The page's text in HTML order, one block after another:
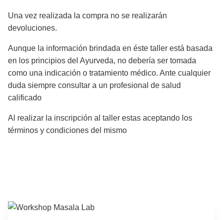
Una vez realizada la compra no se realizarán
devoluciones.
Aunque la información brindada en éste taller está basada
en los principios del Ayurveda, no debería ser tomada
como una indicación o tratamiento médico. Ante cualquier
duda siempre consultar a un profesional de salud
calificado
Al realizar la inscripción al taller estas aceptando los
términos y condiciones del mismo